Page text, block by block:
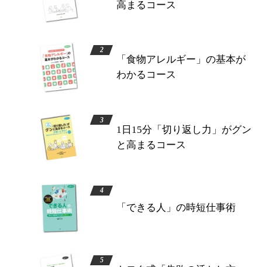
高まるコース
「食物アレルギー」の基本が
わかるコース
1日15分「切り返し力」がグン
と高まるコース
「できる人」の時短仕事術